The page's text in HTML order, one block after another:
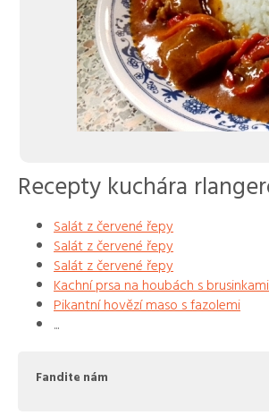
Recepty kuchára
Salát z červené řepy
Salát z červené řepy
Salát z červené řepy
Kachní prsa na houbách s brusinkami
Pikantní hovězí maso s fazolemi
...
Fandite nám